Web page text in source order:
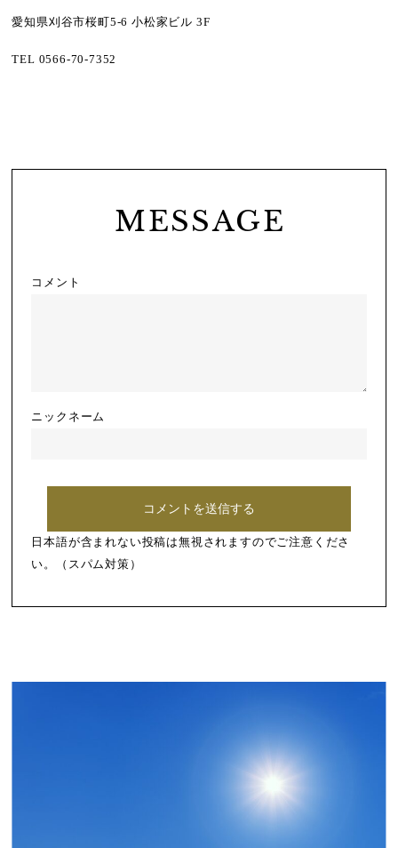
愛知県刈谷市桜町 5-6小松家ビル 3F
TEL 0566-70-7352
MESSAGE
コメント
ニックネーム
日本語が含まれない投稿は無視されますのでご注意くださ
い。（スパム対策）